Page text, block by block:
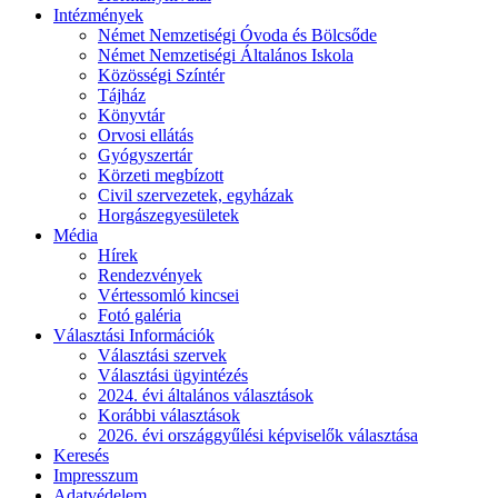
Intézmények
Német Nemzetiségi Óvoda és Bölcsőde
Német Nemzetiségi Általános Iskola
Közösségi Színtér
Tájház
Könyvtár
Orvosi ellátás
Gyógyszertár
Körzeti megbízott
Civil szervezetek, egyházak
Horgászegyesületek
Média
Hírek
Rendezvények
Vértessomló kincsei
Fotó galéria
Választási Információk
Választási szervek
Választási ügyintézés
2024. évi általános választások
Korábbi választások
2026. évi országgyűlési képviselők választása
Keresés
Impresszum